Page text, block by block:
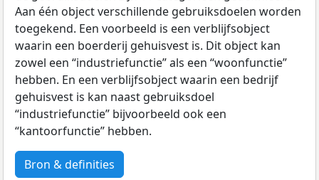
Aan één object verschillende gebruiksdoelen worden
toegekend. Een voorbeeld is een verblijfsobject
waarin een boerderij gehuisvest is. Dit object kan
zowel een “industriefunctie” als een “woonfunctie”
hebben. En een verblijfsobject waarin een bedrijf
gehuisvest is kan naast gebruiksdoel
“industriefunctie” bijvoorbeeld ook een
“kantoorfunctie” hebben.
Bron & definities